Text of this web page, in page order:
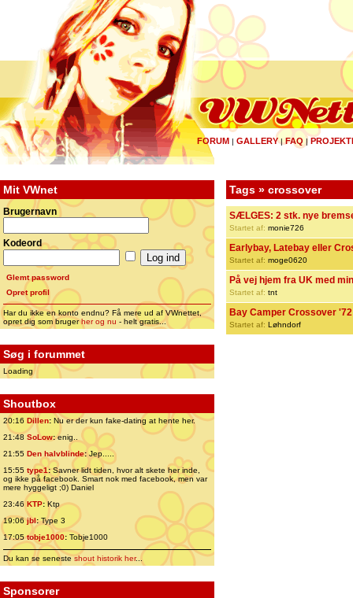
FORUM | GALLERY|FAQ |
Mit VWnet
Brugernavn
Kodeord
Glemt password
Opret profil
Har du ikke en konto endnu? Få mere ud af VWnettet,
opret dig som brugerher og nu - helt gratis...
Søg i forummet
Loading
Shoutbox
20:16 Dillen: Nu er der kun fake-dating at hente her.
21:48 SoLow:enig..
21:55 Den halvblinde:Jep.....
15:55 type1:Savner lidt tiden, hvor alt skete her inde,
og ikke på facebook. Smart nok med facebook, men var
mere hyggeligt ;0) Daniel
23:46 KTP:Ktp
19:06jbl:Type 3
17:05tobje1000: Tobje1000
Du kan se senesteshout historik her...
Sponsorer
Tags » crossover
SÆLGES: 2 stk. nye
Startet af: monie726
Earlybay, Latebay eller
Startet af: moge0620
På vej hjem fra UK med
Startet af: tnt
Bay Camper Crossover '72
Startet af: Løhndorf